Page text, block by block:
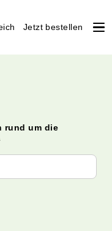
Jetzt bestellen
rund um die